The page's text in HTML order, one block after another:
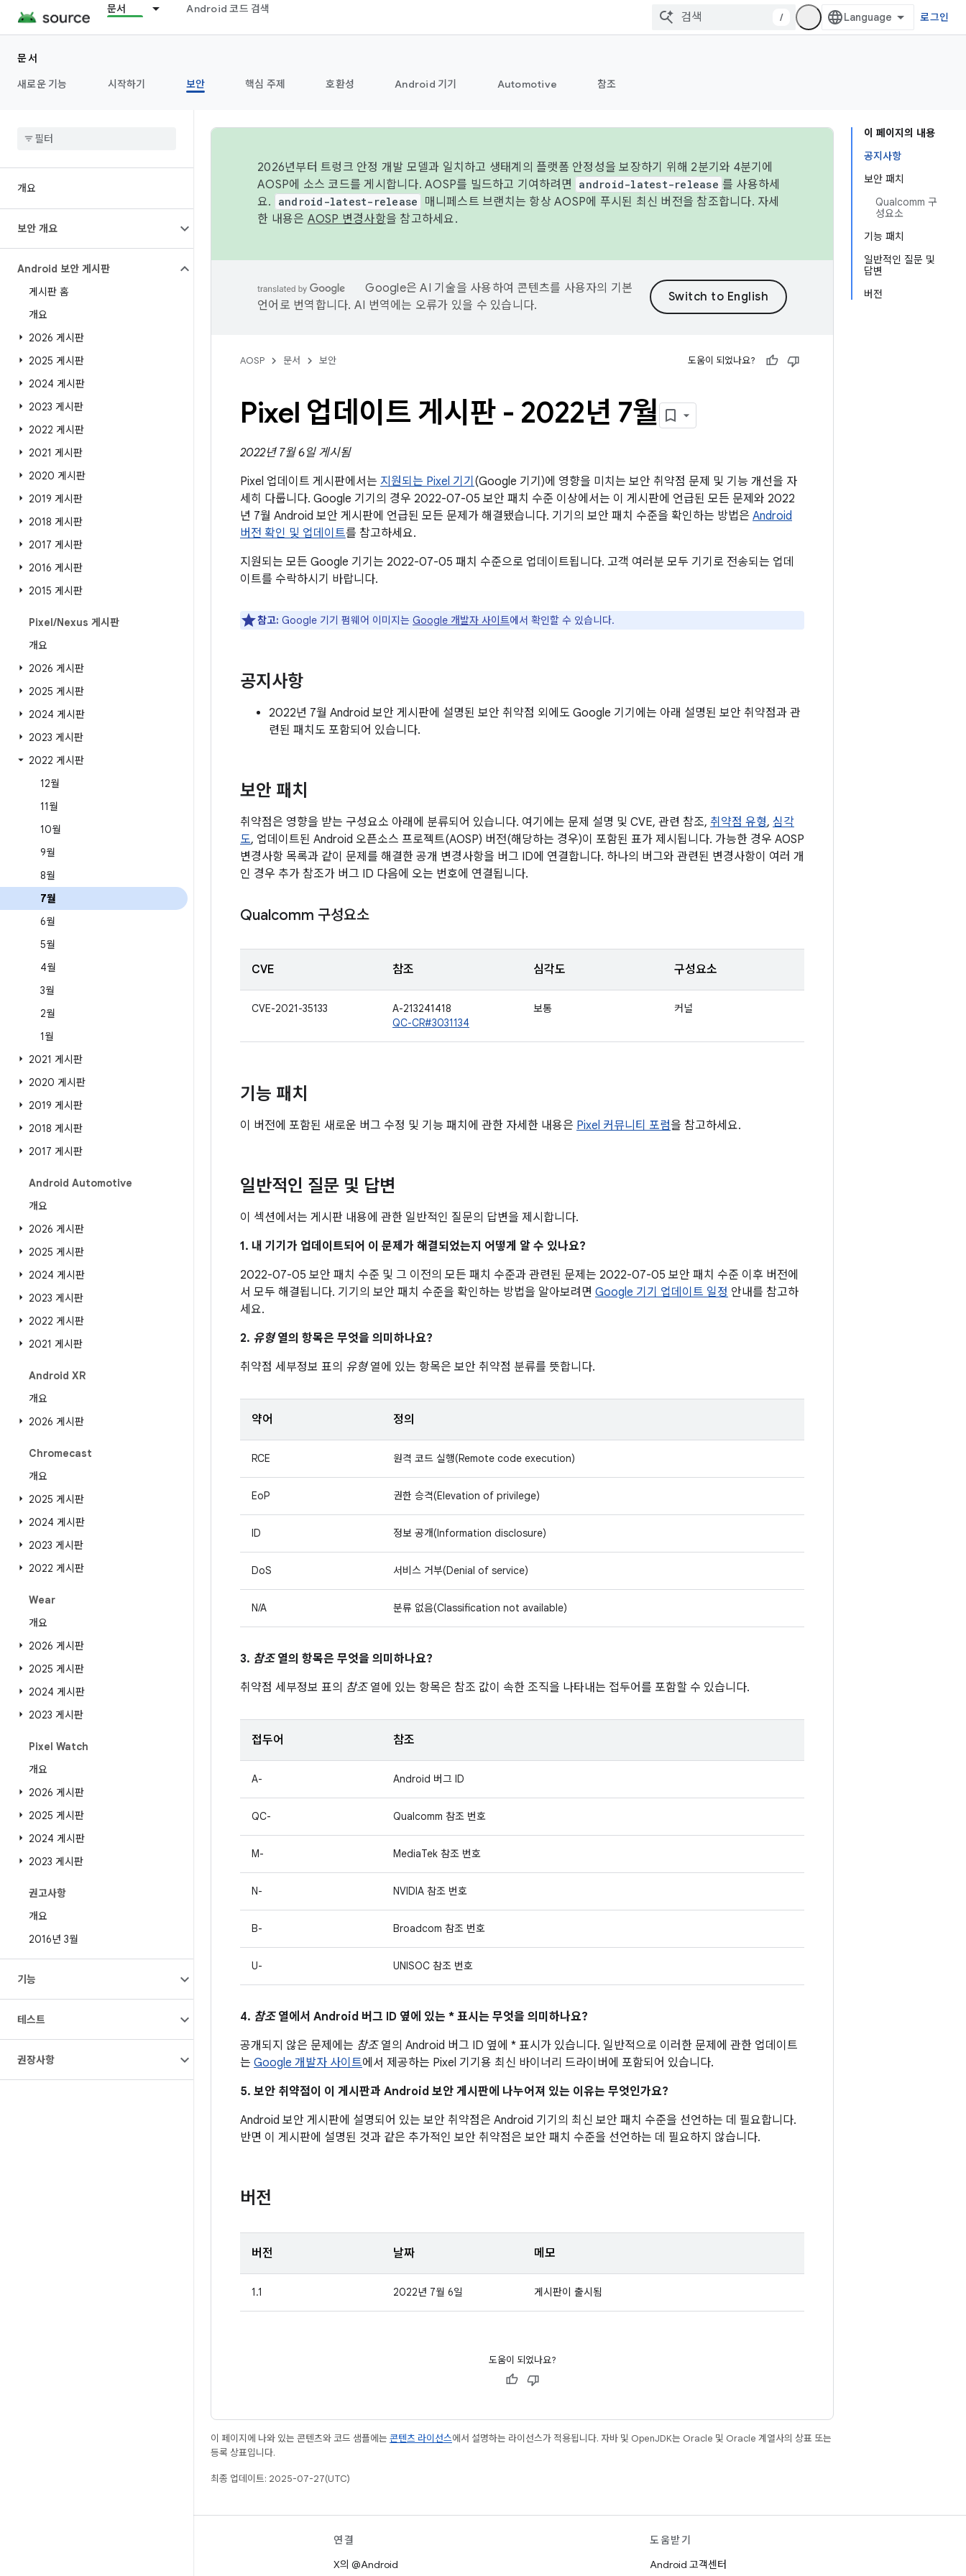
문서 Android 코드 검색
/ 로그인
문서
새로운 기능
시작하기 보안 핵심 주제 호환성 Android 기기 Automotive 참조
개요
보안 개요
Android 보안 게시판
게시판 홈
개요
2026 게시판
2025 게시판
2024 게시판
2023 게시판
2022 게시판
2021 게시판
2020 게시판
2019 게시판
2018 게시판
2017 게시판
2016 게시판
2015 게시판
Pixel/Nexus 게시판
개요
2026 게시판
2025 게시판
2024 게시판
2023 게시판
2022 게시판
12월
11월
10월
9월
8월
7월
6월
5월
4월
3월
2월
1월
2021 게시판
2020 게시판
2019 게시판
2018 게시판
2017 게시판
Android Automotive
개요
2026 게시판
2025 게시판
2024 게시판
2023 게시판
2022 게시판
2021 게시판
Android XR
개요
2026 게시판
Chromecast
개요
2025 게시판
2024 게시판
2023 게시판
2022 게시판
Wear
개요
2026 게시판
2025 게시판
2024 게시판
2023 게시판
Pixel Watch
개요
2026 게시판
2025 게시판
2024 게시판
2023 게시판
권고사항
개요
2016년 3월
기능
테스트
권장사항
이 페이지의 내용
공지사항
보안 패치
Qualcomm 구
성요소
기능 패치
일반적인 질문 및
답변
버전
2026년부터 트렁크 안정 개발 모델과 일치하고 생태계의 플랫폼 안정성을 보장하기 위해 2분기와 4분기에
AOSP에 소스 코드를 게시합니다. AOSP를 빌드하고 기여하려면
android-latest-release 를 사용하세
요.
android-latest-release
매니페스트 브랜치는 항상 AOSP에 푸시된 최신 버전을 참조합니다. 자세
한 내용은 AOSP 변경사항을 참고하세요.
Google은 AI 기술을 사용하여 콘텐츠를 사용자의 기본
언어로 번역합니다. AI 번역에는 오류가 있을 수 있습니다.
AOSP 문서 보안 도움이 되었나요?
Pixel 업데이트 게시판 - 2022년 7월
2022년 7월 6일 게시됨
Pixel 업데이트 게시판에서는 지원되는 Pixel 기기 (Google 기기)에 영향을 미치는 보안 취약점 문제 및 기능 개선을 자
세히 다룹니다. Google 기기의 경우 2022-07-05 보안 패치 수준 이상에서는 이 게시판에 언급된 모든 문제와 2022
년 7월 Android 보안 게시판에 언급된 모든 문제가 해결됐습니다. 기기의 보안 패치 수준을 확인하는 방법은 Android
버전 확인 및 업데이트를 참고하세요.
지원되는 모든 Google 기기는 2022-07-05 패치 수준으로 업데이트됩니다. 고객 여러분 모두 기기로 전송되는 업데
이트를 수락하시기 바랍니다.
참고: Google 기기 펌웨어 이미지는 Google 개발자 사이트에서 확인할 수 있습니다.
공지사항
2022년 7월 Android 보안 게시판에 설명된 보안 취약점 외에도 Google 기기에는 아래 설명된 보안 취약점과 관
련된 패치도 포함되어 있습니다.
보안 패치
취약점은 영향을 받는 구성요소 아래에 분류되어 있습니다. 여기에는 문제 설명 및 CVE, 관련 참조, 취약점 유형, 심각
도, 업데이트된 Android 오픈소스 프로젝트(AOSP) 버전(해당하는 경우)이 포함된 표가 제시됩니다. 가능한 경우 AOSP
변경사항 목록과 같이 문제를 해결한 공개 변경사항을 버그 ID에 연결합니다. 하나의 버그와 관련된 변경사항이 여러 개
인 경우 추가 참조가 버그 ID 다음에 오는 번호에 연결됩니다.
Qualcomm 구성요소
CVE 참조 심각도 구성요소
CVE-2021-35133
A-213241418
QC-CR#3031134
보통 커널
기능 패치
이 버전에 포함된 새로운 버그 수정 및 기능 패치에 관한 자세한 내용은 Pixel 커뮤니티 포럼을 참고하세요.
일반적인 질문 및 답변
이 섹션에서는 게시판 내용에 관한 일반적인 질문의 답변을 제시합니다.
1. 내 기기가 업데이트되어 이 문제가 해결되었는지 어떻게 알 수 있나요?
2022-07-05 보안 패치 수준 및 그 이전의 모든 패치 수준과 관련된 문제는 2022-07-05 보안 패치 수준 이후 버전에
서 모두 해결됩니다. 기기의 보안 패치 수준을 확인하는 방법을 알아보려면 Google 기기 업데이트 일정 안내를 참고하
세요.
2. 유형열의 항목은 무엇을 의미하나요?
취약점 세부정보 표의 유형열에 있는 항목은 보안 취약점 분류를 뜻합니다.
약어 정의
RCE 원격 코드 실행(Remote code execution)
EoP 권한 승격(Elevation of privilege)
ID 정보 공개(Information disclosure)
DoS 서비스 거부(Denial of service)
N/A 분류 없음(Classification not available)
3. 참조열의 항목은 무엇을 의미하나요?
취약점 세부정보 표의 참조열에 있는 항목은 참조 값이 속한 조직을 나타내는 접두어를 포함할 수 있습니다.
접두어 참조
A- Android 버그 ID
QC- Qualcomm 참조 번호
M- MediaTek 참조 번호
N- NVIDIA 참조 번호
B- Broadcom 참조 번호
U- UNISOC 참조 번호
4. 참조열에서 Android 버그 ID 옆에 있는 * 표시는 무엇을 의미하나요?
공개되지 않은 문제에는 참조열의 Android 버그 ID 옆에 * 표시가 있습니다. 일반적으로 이러한 문제에 관한 업데이트
는 Google 개발자 사이트에서 제공하는 Pixel 기기용 최신 바이너리 드라이버에 포함되어 있습니다.
5. 보안 취약점이 이 게시판과 Android 보안 게시판에 나누어져 있는 이유는 무엇인가요?
Android 보안 게시판에 설명되어 있는 보안 취약점은 Android 기기의 최신 보안 패치 수준을 선언하는 데 필요합니다.
반면 이 게시판에 설명된 것과 같은 추가적인 보안 취약점은 보안 패치 수준을 선언하는 데 필요하지 않습니다.
버전
버전 날짜 메모
1.1 2022년 7월 6일 게시판이 출시됨
도움이 되었나요?
이 페이지에 나와 있는 콘텐츠와 코드 샘플에는 콘텐츠 라이선스에서 설명하는 라이선스가 적용됩니다. 자바 및 OpenJDK는 Oracle 및 Oracle 계열사의 상표 또는
등록 상표입니다.
최종 업데이트: 2025-07-27(UTC)
연결
X의 @Android
도움받기
Android 고객센터